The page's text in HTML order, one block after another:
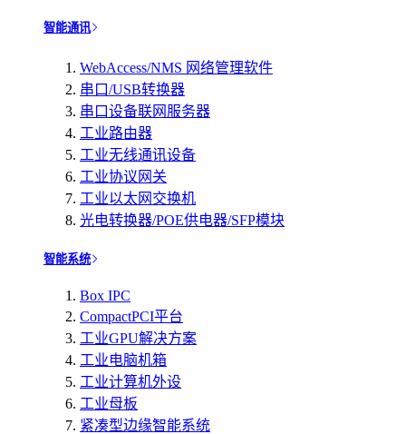
智能通讯
WebAccess/NMS 网络管理软件
串口/USB转换器
串口设备联网服务器
工业路由器
工业无线通讯设备
工业协议网关
工业以太网交换机
光电转换器/POE供电器/SFP模块
智能系统
Box IPC
CompactPCI平台
工业GPU解决方案
工业电脑机箱
工业计算机外设
工业母板
紧凑型边缘智能系统